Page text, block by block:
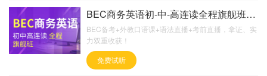
BEC商务英语初-中-高连读全程旗舰班【含外教口语
BEC备考+外教口语课+语法直播+考前直播，拿证、实
力双重收获！
免费试听